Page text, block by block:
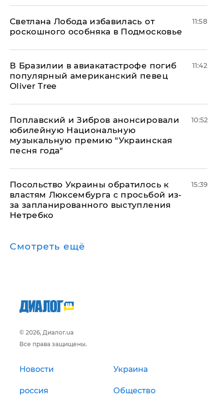
Светлана Лобода избавилась от
роскошного особняка в Подмосковье
11:58
В Бразилии в авиакатастрофе погиб
популярный американский певец
Oliver Tree
11:42
Поплавский и Зибров анонсировали
юбилейную Национальную
музыкальную премию "Украинская
песня года"
10:52
Посольство Украины обратилось к
властям Люксембурга с просьбой из-
за запланированного выступления
Нетребко
15:39
Смотреть ещё
© 2026, Диалог.ua
Все права защищены.
Новости Украина
россия Общество